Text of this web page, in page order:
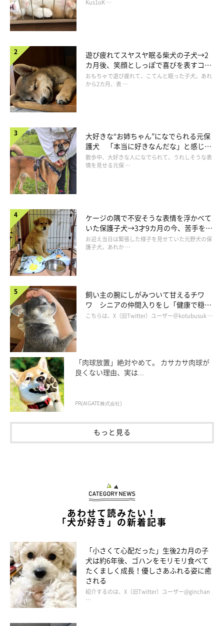
@mogu800
おくるみわんこが完成♪ あんずちゃん…なんて可愛いんでしょ
う！！！ 包まれている姿は、まるで人間の赤ちゃんのよう。愛
おしすぎて、ぎゅっと抱きしめたくなってしまいますね♡
ク♪
長！
Kus1oK …
遊び疲れてスヤスヤ眠る柴犬の子犬→2
カ月後、笑顔としっぽで喜びを表すコに
成長！
おもちゃで遊び疲れて、こてんと眠った子犬。あれ
から2カ月、表 …
大好きな“お姉ちゃん”になでられる元保
護犬 「本当に好きなんだな」と感じる
表情にほっこり
散歩中、大好きな人になでられて、うれしそうな表
情を見せる元保 …
ケージの隅で不安そうな表情を浮かべて
いた保護子犬→3才9カ月の今、苦手を克
服し頼もしいコに成長！
お迎え当日は緊張した様子を見せていた元野犬の保
護子犬。あれか …
飼い主の腕にしがみついて甘えるチワ
ワ シニアの仲間入りをし「健康で穏や
かな暮らしが続いてほしい」と願う
こちらは、X（旧Twitter）ユーザー＠kotubusuk …
「肉球放置」絶対やめて。 カサカサ肉球が
良くない理由、実は...
PR(AIGATE株式会社)
もっと見る
あわせて読みたい！
「犬が好き」の新着記事
「小さくて心配だった」生後2カ月の子
犬は約6年後、ゴハンをモリモリ食べて
たくましく成長！優しさあふれる姿に癒
される
紹介するのは、X（旧Twitter）ユーザー@ginchan
…